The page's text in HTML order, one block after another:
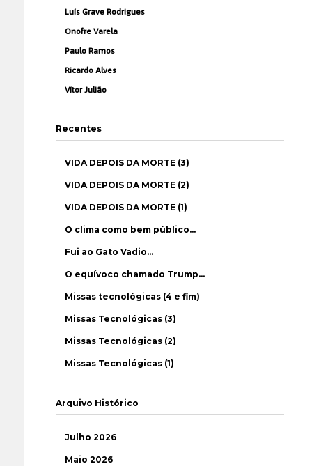
Luís Grave Rodrigues
Onofre Varela
Paulo Ramos
Ricardo Alves
Vítor Julião
Recentes
VIDA DEPOIS DA MORTE (3)
VIDA DEPOIS DA MORTE (2)
VIDA DEPOIS DA MORTE (1)
O clima como bem público…
Fui ao Gato Vadio…
O equívoco chamado Trump…
Missas tecnológicas (4 e fim)
Missas Tecnológicas (3)
Missas Tecnológicas (2)
Missas Tecnológicas (1)
Arquivo Histórico
Julho 2026
Maio 2026